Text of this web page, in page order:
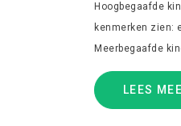
Hoogbegaafde
kenmerken zien:
Meerbegaafde
LEES